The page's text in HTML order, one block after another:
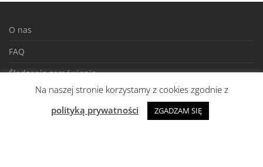
O nas
FAQ
Śledzenie zamówienia
Regulamin
Polityka prywatności
Na naszej stronie korzystamy z cookies zgodnie z
polityką prywatności
ZGADZAM SIĘ